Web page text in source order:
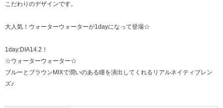
こだわりのデザインです。
大人気！ウォーターウォーターが1dayになって登場☆
1day:DIA14.2！
☆ウォーターウォーター☆
ブルーとブラウンMIXで潤いのある瞳を演出してくれるリアルネイティブレン
ズ♪